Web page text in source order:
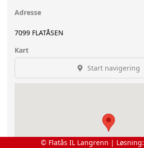
Adresse
7099 FLATÅSEN
Kart
Start navigering
© Flatås IL Langrenn | Løsning: